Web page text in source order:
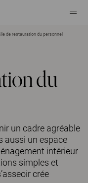
de restauration du personnel
du
un cadre agréable
aussi un espace
intérieur
simples et
crée